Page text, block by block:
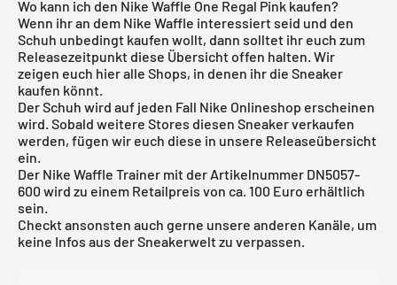
Wo kann ich den Nike Waffle One Regal Pink kaufen?
Wenn ihr an dem Nike Waffle interessiert seid und den
Schuh unbedingt kaufen wollt, dann solltet ihr euch zum
Releasezeitpunkt diese Übersicht offen halten. Wir
zeigen euch hier alle Shops, in denen ihr die Sneaker
kaufen könnt.
Der Schuh wird auf jeden Fall Nike Onlineshop erscheinen
wird. Sobald weitere Stores diesen Sneaker verkaufen
werden, fügen wir euch diese in unsere Releaseübersicht
ein.
Der Nike Waffle Trainer mit der Artikelnummer DN5057-
600 wird zu einem Retailpreis von ca. 100 Euro erhältlich
sein.
Checkt ansonsten auch gerne unsere anderen Kanäle, um
keine Infos aus der Sneakerwelt zu verpassen.